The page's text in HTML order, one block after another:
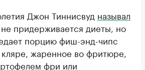
Джон Тиннисвуд называл
придерживается диеты, но
порцию фиш-энд-чипс
жаренное во фритюре,
фри или